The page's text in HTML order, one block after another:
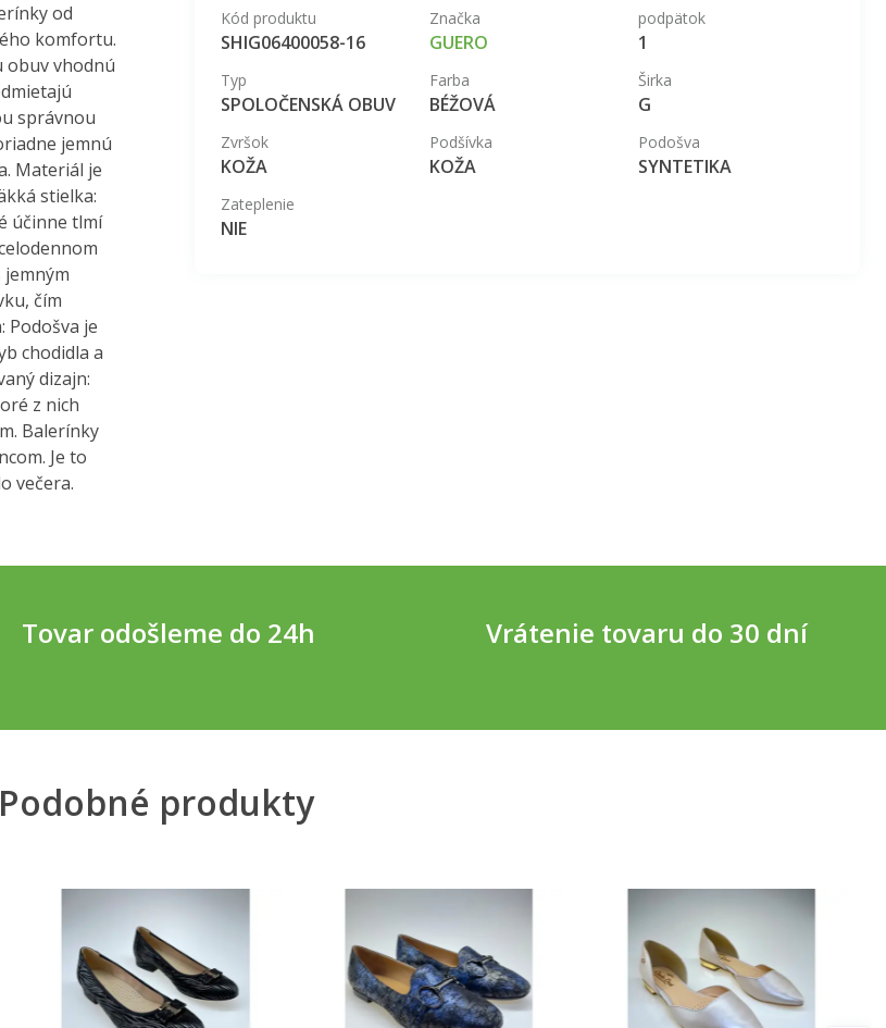
od
komfortu.
obuv vhodnú
správnou
jemnú
Materiál je
stielka:
účinne tlmí
čím
Podošva je
chodidla a
dizajn:
z nich
Balerínky
Je to
večera.
Kód produktu
SHIG06400058-16
Značka
GUERO
podpätok
1
Typ
SPOLOČENSKÁ OBUV
Farba
BÉŽOVÁ
Širka
G
Zvršok
KOŽA
Podšívka
KOŽA
Podošva
SYNTETIKA
Zateplenie
NIE
Tovar odošleme do 24h Vrátenie tovaru do 30 dní
Podobné produkty